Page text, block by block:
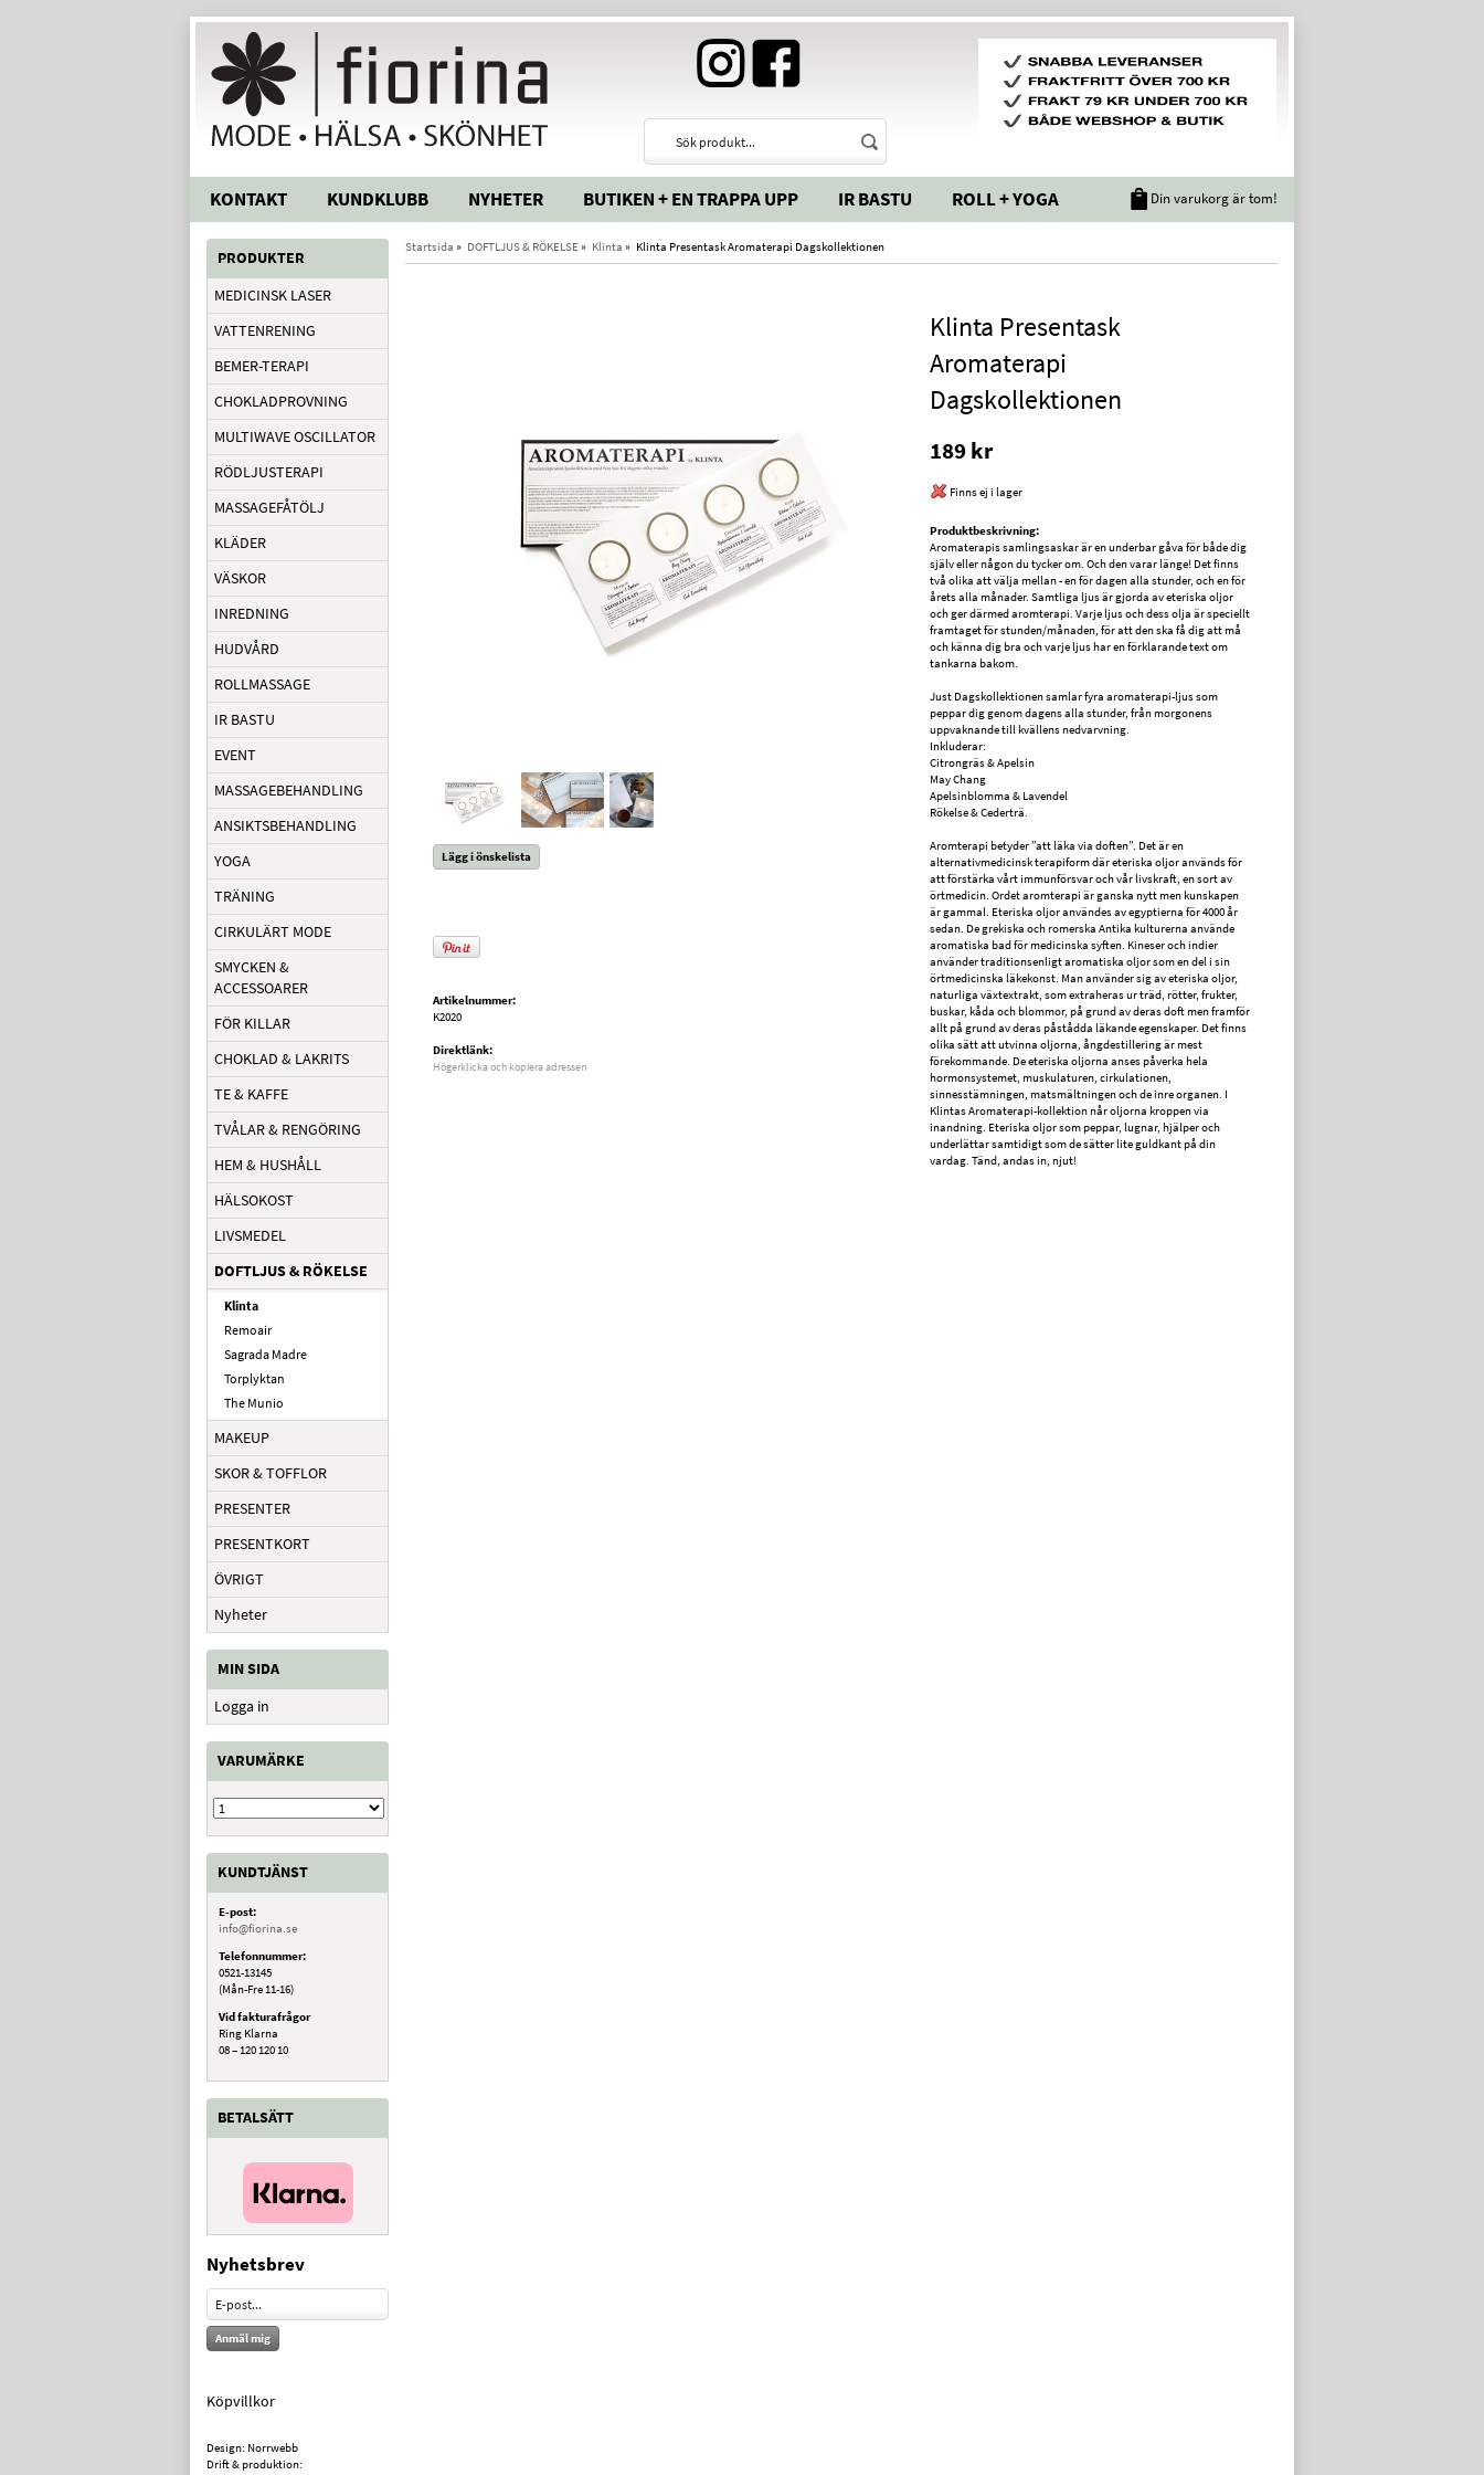
KONTAKT KUNDKLUBB NYHETER BUTIKEN + EN TRAPPA UPP IR BASTU ROLL + YOGA Din varukorg är tom!
PRODUKTER
MEDICINSK LASER
VATTENRENING
BEMER-TERAPI
CHOKLADPROVNING
MULTIWAVE OSCILLATOR
RÖDLJUSTERAPI
MASSAGEFÅTÖLJ
KLÄDER
VÄSKOR
INREDNING
HUDVÅRD
ROLLMASSAGE
IR BASTU
EVENT
MASSAGEBEHANDLING
ANSIKTSBEHANDLING
YOGA
TRÄNING
CIRKULÄRT MODE
SMYCKEN &
ACCESSOARER
FÖR KILLAR
CHOKLAD & LAKRITS
TE & KAFFE
TVÅLAR & RENGÖRING
HEM & HUSHÅLL
HÄLSOKOST
LIVSMEDEL
DOFTLJUS & RÖKELSE
Klinta
Remoair
Sagrada Madre
Torplyktan
The Munio
MAKEUP
SKOR & TOFFLOR
PRESENTER
PRESENTKORT
ÖVRIGT
Nyheter
MIN SIDA
Logga in
VARUMÄRKE
KUNDTJÄNST
E-post:
info@fiorina.se
Telefonnummer:
0521-13145
(Mån-Fre 11-16)
Vid fakturafrågor
Ring Klarna
08 – 120 120 10
BETALSÄTT
Nyhetsbrev
Anmäl mig
Köpvillkor
Design: Norrwebb
Drift & produktion:
Startsida » DOFTLJUS & RÖKELSE » Klinta » Klinta Presentask Aromaterapi Dagskollektionen
Lägg i önskelista
Artikelnummer:
K2020
Direktlänk:
Högerklicka och kopiera adressen
Klinta Presentask
Aromaterapi
Dagskollektionen
189 kr
Finns ej i lager
Produktbeskrivning:
Aromaterapis samlingsaskar är en underbar gåva för både dig
själv eller någon du tycker om. Och den varar länge! Det finns
två olika att välja mellan - en för dagen alla stunder, och en för
årets alla månader. Samtliga ljus är gjorda av eteriska oljor
och ger därmed aromterapi. Varje ljus och dess olja är speciellt
framtaget för stunden/månaden, för att den ska få dig att må
och känna dig bra och varje ljus har en förklarande text om
tankarna bakom.
Just Dagskollektionen samlar fyra aromaterapi-ljus som
peppar dig genom dagens alla stunder, från morgonens
uppvaknande till kvällens nedvarvning.
Inkluderar:
Citrongräs & Apelsin
May Chang
Apelsinblomma & Lavendel
Rökelse & Cederträ.
Aromterapi betyder ”att läka via doften”. Det är en
alternativmedicinsk terapiform där eteriska oljor används för
att förstärka vårt immunförsvar och vår livskraft, en sort av
örtmedicin. Ordet aromterapi är ganska nytt men kunskapen
är gammal. Eteriska oljor användes av egyptierna för 4000 år
sedan. De grekiska och romerska Antika kulturerna använde
aromatiska bad för medicinska syften. Kineser och indier
använder traditionsenligt aromatiska oljor som en del i sin
örtmedicinska läkekonst. Man använder sig av eteriska oljor,
naturliga växtextrakt, som extraheras ur träd, rötter, frukter,
buskar, kåda och blommor, på grund av deras doft men framför
allt på grund av deras påstådda läkande egenskaper. Det finns
olika sätt att utvinna oljorna, ångdestillering är mest
förekommande. De eteriska oljorna anses påverka hela
hormonsystemet, muskulaturen, cirkulationen,
sinnesstämningen, matsmältningen och de inre organen. I
Klintas Aromaterapi-kollektion når oljorna kroppen via
inandning. Eteriska oljor som peppar, lugnar, hjälper och
underlättar samtidigt som de sätter lite guldkant på din
vardag. Tänd, andas in, njut!